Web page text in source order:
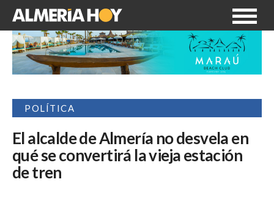
POLÍTICA
El alcalde de Almería no desvela en
qué se convertirá la vieja estación
de tren